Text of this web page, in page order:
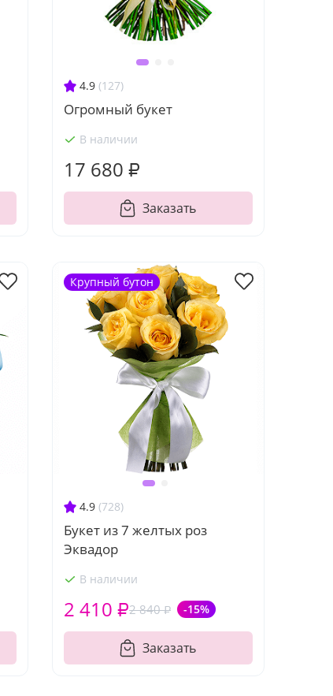
4.9 (127)
Огромный букет
В наличии
17 680 ₽
Заказать
4.9 (728)
Букет из 7 желтых роз
Эквадор
В наличии
2 840 ₽ -15%
2 410 ₽
Заказать
Крупный бутон